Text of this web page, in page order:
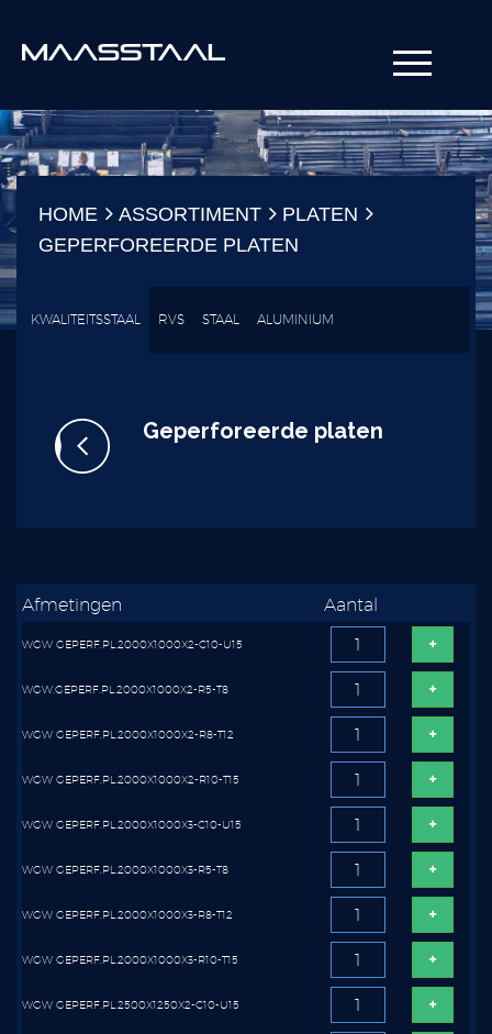
HOME ASSORTIMENT
PLATEN
GEPERFOREERDE PLATEN
KWALITEITSSTAAL RVS STAAL ALUMINIUM
Geperforeerde platen
Afmetingen Aantal
WGW GEPERF.PL.2000X1000X2-C10-U15
WGW.GEPERF.PL.2000X1000X2-R5-T8
WGW GEPERF.PL.2000X1000X2-R8-T12
WGW GEPERF.PL.2000X1000X2-R10-T15
WGW GEPERF.PL.2000X1000X3-C10-U15
WGW GEPERF.PL.2000X1000X3-R5-T8
WGW GEPERF.PL.2000X1000X3-R8-T12
WGW GEPERF.PL.2000X1000X3-R10-T15
WGW GEPERF.PL.2500X1250X2-C10-U15